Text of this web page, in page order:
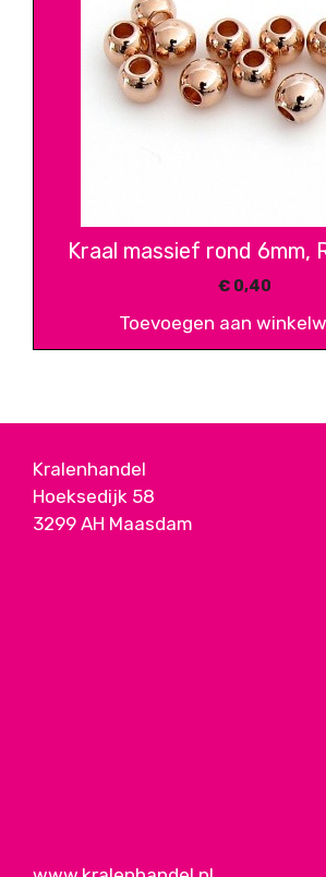
Kraal massief rond 6mm,
€0,40
Toevoegen aan
Kralenhandel
Hoeksedijk 58
3299 AH Maasdam